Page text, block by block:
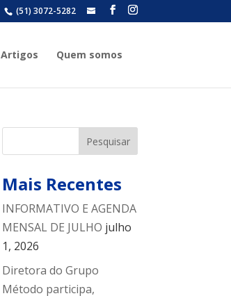
(51) 3072-5282
Artigos Quem somos
Mais Recentes
INFORMATIVO E AGENDA
MENSAL DE JULHO julho
1, 2026
Diretora do Grupo
Método participa,